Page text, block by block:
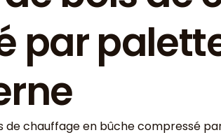
par
de chauffage en bûche compressé